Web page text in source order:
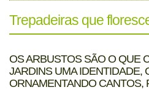
Trepadeiras que
OS ARBUSTOS SÃO O QUE
JARDINS UMA IDENTIDADE,
ORNAMENTANDO CANTOS,